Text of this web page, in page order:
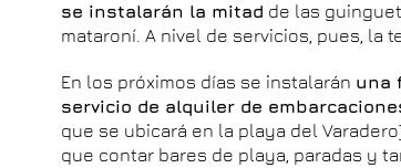
se instalarán la mitad de las
mataroní. A nivel de servicios, pues, la
En los próximos días se instalarán una
servicio de alquiler de
que se ubicará en la playa del
que contar bares de playa, paradas y